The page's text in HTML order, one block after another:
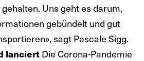
Uns geht es darum,
gebündelt und gut
sagt Pascale Sigg.
lanciert Die Corona-Pandemie